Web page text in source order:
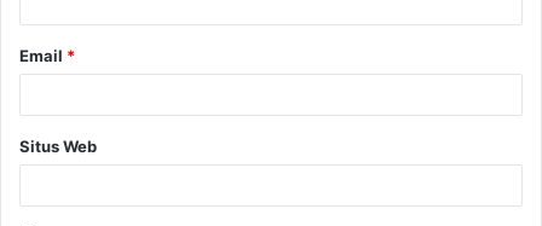
Email *
Situs Web